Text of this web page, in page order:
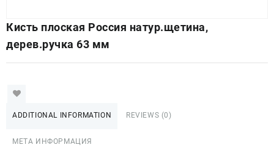
Кисть плоская Россия натур.щетина,
дерев.ручка 63 мм
ADDITIONAL INFORMATION REVIEWS (0)
МЕТА ИНФОРМАЦИЯ